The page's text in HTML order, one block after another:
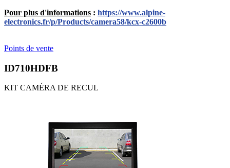
Pour plus d'informations : https://www.alpine-
electronics.fr/p/Products/camera58/kcx-c2600b
Points de vente
ID710HDFB
KIT CAMÉRA DE RECUL